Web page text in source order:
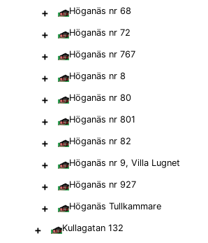
+ Höganäs nr 68
+ Höganäs nr 72
+ Höganäs nr 767
+ Höganäs nr 8
+ Höganäs nr 80
+ Höganäs nr 801
+ Höganäs nr 82
+ Höganäs nr 9, Villa Lugnet
+ Höganäs nr 927
+ Höganäs Tullkammare
+ Kullagatan 132